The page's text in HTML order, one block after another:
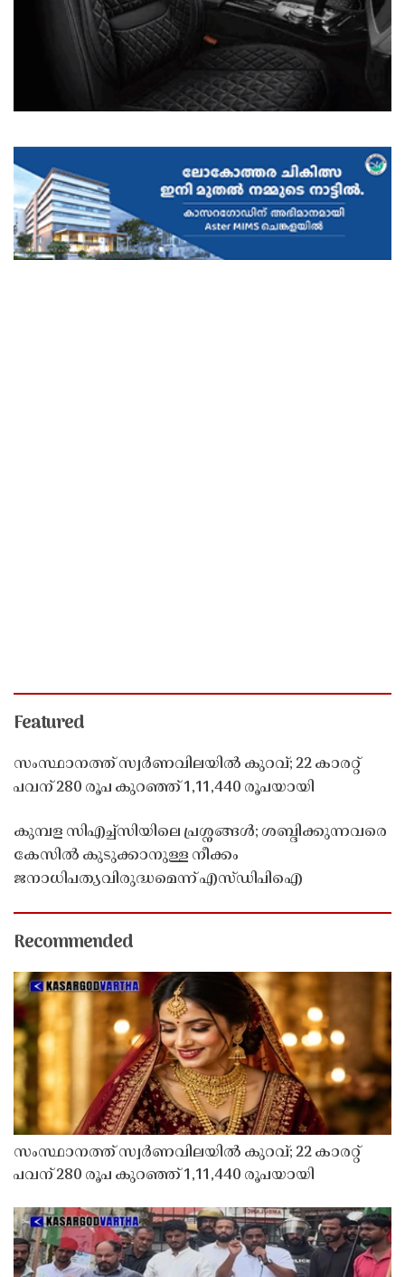
Featured
സംസ്ഥാനത്ത് സ്വർണവിലയിൽ കുറവ്; 22 കാരറ്റ്
പവന് 280 രൂപ കുറഞ്ഞ് 1,11,440 രൂപയായി
കുമ്പള സിഎച്ച്സിയിലെ പ്രശ്നങ്ങൾ; ശബ്ദിക്കുന്നവരെ
കേസിൽ കുടുക്കാനുള്ള നീക്കം
ജനാധിപത്യവിരുദ്ധമെന്ന് എസ്ഡിപിഐ
Recommended
സംസ്ഥാനത്ത് സ്വർണവിലയിൽ കുറവ്; 22 കാരറ്റ്
പവന് 280 രൂപ കുറഞ്ഞ് 1,11,440 രൂപയായി